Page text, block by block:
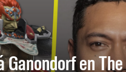
Ganondorf en